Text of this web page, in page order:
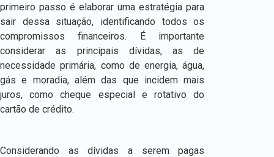
primeiro passo é elaborar uma estratégia para
sair dessa situação, identificando todos os
compromissos financeiros. É importante
considerar as principais dívidas, as de
necessidade primária, como de energia, água,
gás e moradia, além das que incidem mais
juros, como cheque especial e rotativo do
cartão de crédito.
Considerando as dívidas a serem pagas